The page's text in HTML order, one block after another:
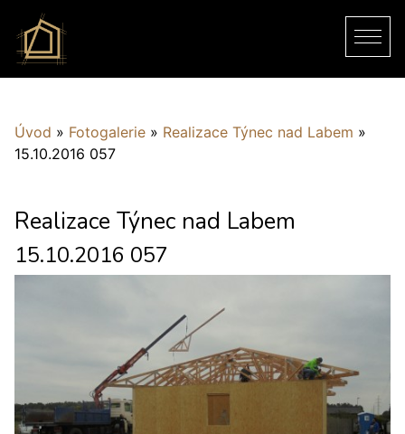
Úvod » Fotogalerie » Realizace Týnec nad Labem »
15.10.2016 057
Realizace Týnec nad Labem
15.10.2016 057